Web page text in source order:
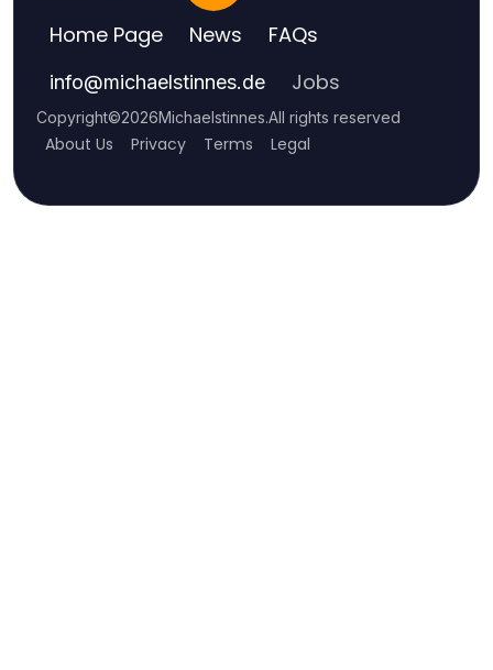
Home Page News FAQs
info@michaelstinnes.de Jobs
Copyright©2026Michaelstinnes.All rights reserved
About Us Privacy Terms Legal